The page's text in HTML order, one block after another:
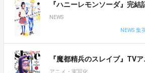
『ハニーレモンソーダ』完結
NEWS
NEWS 集
『魔都精兵のスレイブ』TV